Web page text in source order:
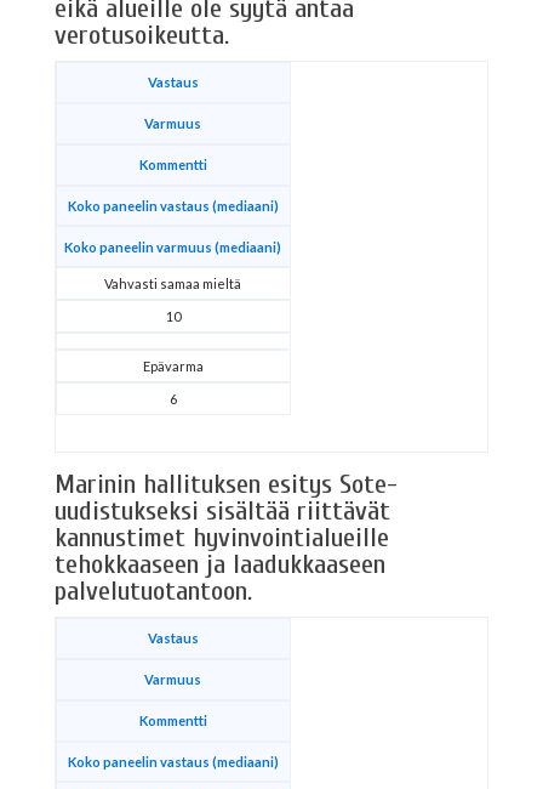
eikä alueille ole syytä antaa
verotusoikeutta.
Vastaus
Varmuus
Kommentti
Koko paneelin vastaus (mediaani)
Koko paneelin varmuus (mediaani)
Vahvasti samaa mieltä
10
Epävarma
6
Marinin hallituksen esitys Sote-
uudistukseksi sisältää riittävät
kannustimet hyvinvointialueille
tehokkaaseen ja laadukkaaseen
palvelutuotantoon.
Vastaus
Varmuus
Kommentti
Koko paneelin vastaus (mediaani)